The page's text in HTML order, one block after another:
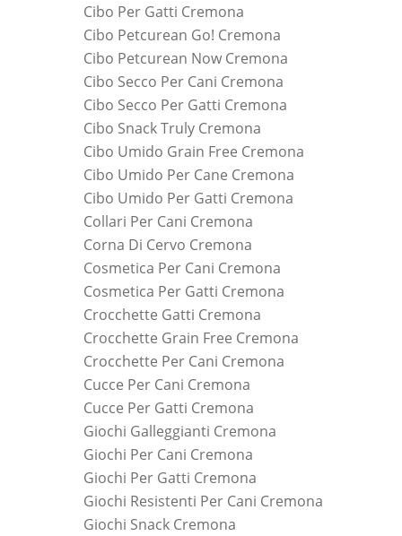
Cibo Per Gatti Cremona
Cibo Petcurean Go! Cremona
Cibo Petcurean Now Cremona
Cibo Secco Per Cani Cremona
Cibo Secco Per Gatti Cremona
Cibo Snack Truly Cremona
Cibo Umido Grain Free Cremona
Cibo Umido Per Cane Cremona
Cibo Umido Per Gatti Cremona
Collari Per Cani Cremona
Corna Di Cervo Cremona
Cosmetica Per Cani Cremona
Cosmetica Per Gatti Cremona
Crocchette Gatti Cremona
Crocchette Grain Free Cremona
Crocchette Per Cani Cremona
Cucce Per Cani Cremona
Cucce Per Gatti Cremona
Giochi Galleggianti Cremona
Giochi Per Cani Cremona
Giochi Per Gatti Cremona
Giochi Resistenti Per Cani Cremona
Giochi Snack Cremona